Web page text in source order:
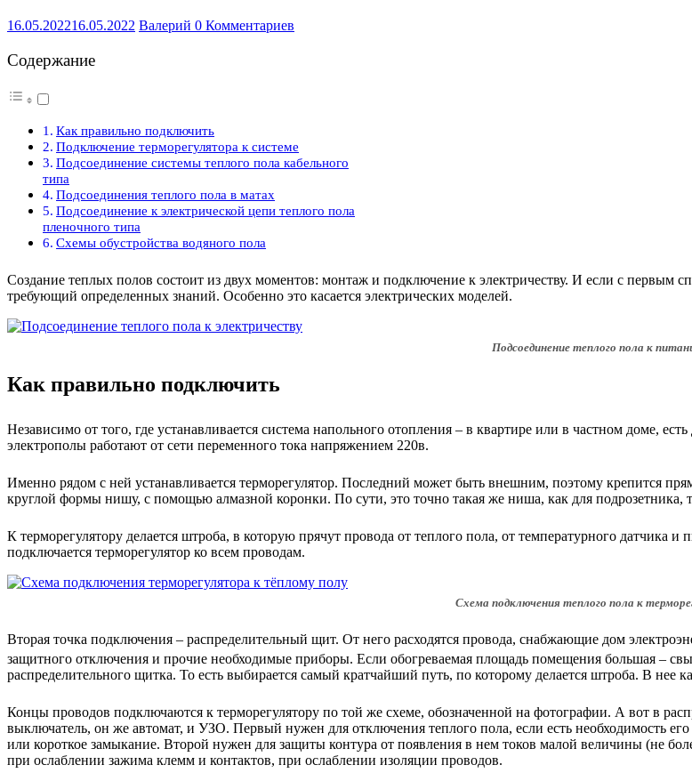
16.05.202216.05.2022 Валерий 0 Комментариев
Содержание
Как правильно подключить
Подключение терморегулятора к системе
Подсоединение системы теплого пола кабельного
типа
Подсоединения теплого пола в матах
Подсоединение к электрической цепи теплого пола
пленочного типа
Схемы обустройства водяного пола
Создание теплых полов состоит из двух моментов: монтаж и подключение к электричеству. И если с первым
требующий определенных знаний. Особенно это касается электрических моделей.
Подсоединение теплого пола к
Как правильно подключить
Независимо от того, где устанавливается система напольного отопления – в квартире или в частном доме,
электрополы работают от сети переменного тока напряжением 220в.
Именно рядом с ней устанавливается терморегулятор. Последний может быть внешним, поэтому крепится
круглой формы нишу, с помощью алмазной коронки. По сути, это точно такая же ниша, как для подрозетника,
К терморегулятору делается штроба, в которую прячут провода от теплого пола, от температурного
подключается терморегулятор ко всем проводам.
Схема подключения теплого пола к
Вторая точка подключения – распределительный щит. От него расходятся провода, снабжающие дом
защитного отключения и прочие необходимые приборы. Если обогреваемая площадь помещения большая –
распределительного щитка. То есть выбирается самый кратчайший путь, по которому делается штроба. В нее
Концы проводов подключаются к терморегулятору по той же схеме, обозначенной на фотографии. А вот в
выключатель, он же автомат, и УЗО. Первый нужен для отключения теплого пола, если есть необходимость
или короткое замыкание. Второй нужен для защиты контура от появления в нем токов малой величины (не
при ослаблении зажима клемм и контактов, при ослаблении изоляции проводов.